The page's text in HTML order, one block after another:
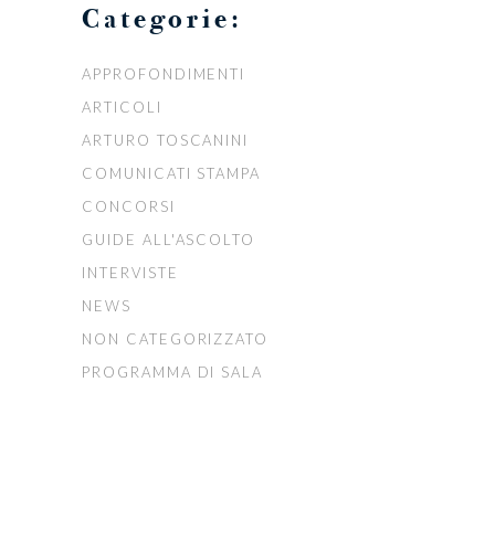
Categorie:
APPROFONDIMENTI
ARTICOLI
ARTURO TOSCANINI
COMUNICATI STAMPA
CONCORSI
GUIDE ALL'ASCOLTO
INTERVISTE
NEWS
NON CATEGORIZZATO
PROGRAMMA DI SALA